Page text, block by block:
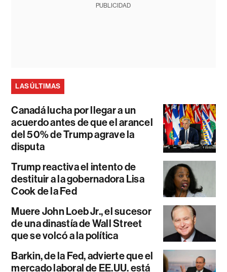
PUBLICIDAD
LAS ÚLTIMAS
Canadá lucha por llegar a un
acuerdo antes de que el arancel
del 50% de Trump agrave la
disputa
Trump reactiva el intento de
destituir a la gobernadora Lisa
Cook de la Fed
Muere John Loeb Jr., el sucesor
de una dinastía de Wall Street
que se volcó a la política
Barkin, de la Fed, advierte que el
mercado laboral de EE.UU. está